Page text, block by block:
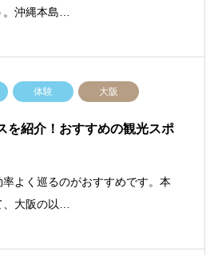
沖縄本島…
体験 大阪
を紹介！おすすめの観光スポ
よく巡るのがおすすめです。本
大阪の以…